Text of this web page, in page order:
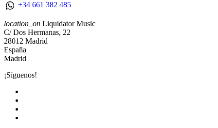
+34 661 382 485
location_on Liquidator Music
C/ Dos Hermanas, 22
28012 Madrid
España
Madrid
¡Síguenos!